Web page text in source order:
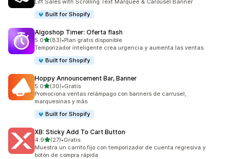
Lift Sales with Scrolling Text Marquee & Carousel Banner
Built for Shopify
Algoshop Timer: Oferta flash
5.0de 5 estrellas
(83)
83 reseñas en total
•Plan gratis disponible
Temporizador inteligente crea urgencia y aumenta las ventas
Built for Shopify
Hoppy Announcement Bar, Banner
5.0de 5 estrellas
(30)
30 reseñas en total
•Gratis
Promociona ventas relámpago con banners de carrusel,
marquesinas y más
Built for Shopify
XB: Sticky Add To Cart Button
4.9de 5 estrellas
(27)
27 reseñas en total
•Gratis
Muestra un carrito fijo con temporizador de cuenta regresiva y
botón de compra rápida